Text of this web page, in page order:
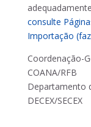
consulte
Importação
Coordenação-
COANA/RFB
Departamento
DECEX/SECEX